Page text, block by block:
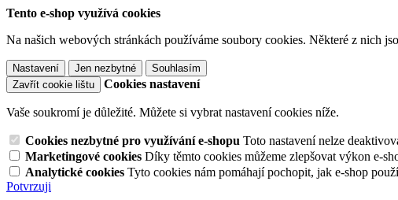
Tento e-shop využívá cookies
Na našich webových stránkách používáme soubory cookies. Některé z nich
Nastavení Jen nezbytné
Souhlasím
Zavřít cookie lištu
Cookies nastavení
Vaše soukromí je důležité. Můžete si vybrat nastavení cookies níže.
Cookies nezbytné pro využívání e-shopu Toto nastavení nelze
Marketingové cookies Díky těmto cookies můžeme zlepšovat výkon e-
Analytické cookies Tyto cookies nám pomáhají pochopit, jak e-shop
Potvrzuji